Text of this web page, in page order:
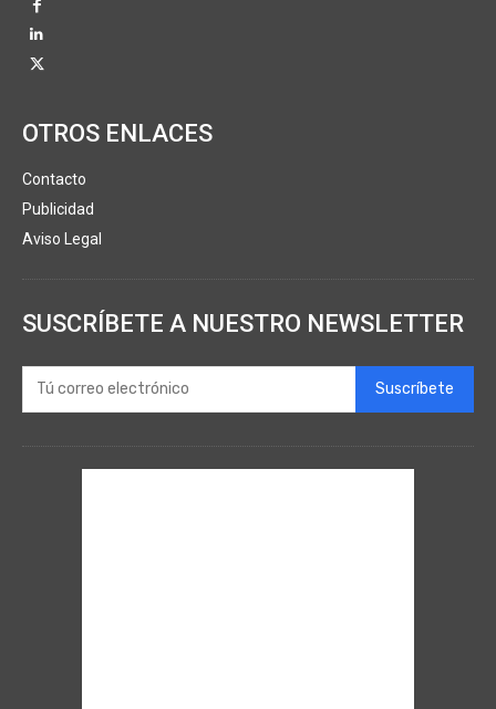
OTROS ENLACES
Contacto
Publicidad
Aviso Legal
SUSCRÍBETE A NUESTRO NEWSLETTER
Suscríbete